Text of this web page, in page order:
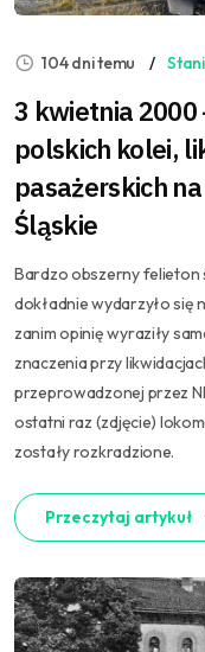
104 dni temu
3 kwietnia 2000
polskich kolei,
pasażerskich
Śląskie
Bardzo obszerny felieton
dokładnie wydarzyło się
zanim opinię wyraziły
znaczenia przy
przeprowadzonej przez
ostatni raz (zdjęcie)
zostały rozkradzione.
Przeczytaj artykuł